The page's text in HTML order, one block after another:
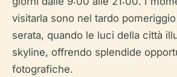
visitarla sono nel tardo
serata, quando le luci della città
skyline, offrendo splendide
fotografiche.